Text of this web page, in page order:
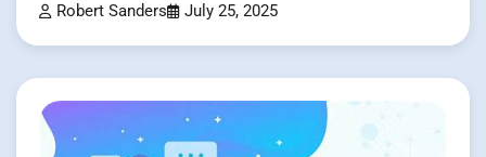
Robert Sanders July 25, 2025